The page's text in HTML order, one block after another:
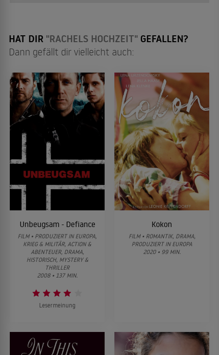
HAT DIR "RACHELS HOCHZEIT" GEFALLEN?
Dann gefällt dir vielleicht auch:
Unbeugsam - Defiance
FILM • PRODUZIERT IN EUROPA,
KRIEG & MILITÄR, ACTION &
ABENTEUER, DRAMA,
HISTORISCH, MYSTERY &
THRILLER
2008 • 137 MIN.
Lesermeinung
Kokon
FILM • ROMANTIK, DRAMA,
PRODUZIERT IN EUROPA
2020 • 99 MIN.